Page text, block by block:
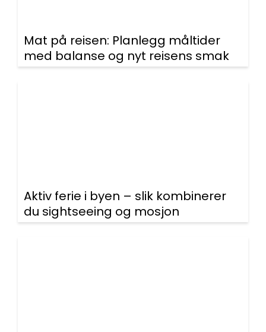
Mat på reisen: Planlegg måltider
med balanse og nyt reisens smak
Aktiv ferie i byen – slik kombinerer
du sightseeing og mosjon